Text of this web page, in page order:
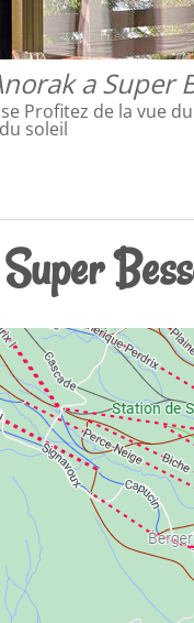
a Super
Profitez de la vue
soleil